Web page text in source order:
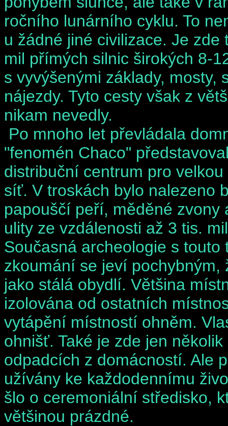
ročního lunárního cyklu. To
u žádné jiné civilizace. Je zde
mil přímých silnic širokých 8-
s vyvýšenými základy, mosty,
nájezdy. Tyto cesty však z
nikam nevedly.
Po mnoho let převládala
"fenomén Chaco"
distribuční centrum pro
síť. V troskách bylo nalezeno
papouščí peří, měděné zvony
ulity ze vzdálenosti až 3 tis.
Současná archeologie s
zkoumání se jeví
jako stálá obydlí. Většina
izolována od ostatních
vytápění místností ohněm.
ohnišť. Také je zde jen
odpadcích z domácností. Ale
užívány ke každodennímu
šlo o ceremoniální středisko,
většinou prázdné.